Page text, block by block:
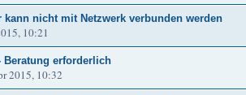
kann nicht mit Netzwerk verbunden werden
10:21
Beratung erforderlich
2015, 10:32